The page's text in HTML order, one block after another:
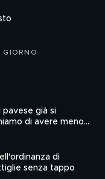
pavese già si
di avere meno
di
senza tappo